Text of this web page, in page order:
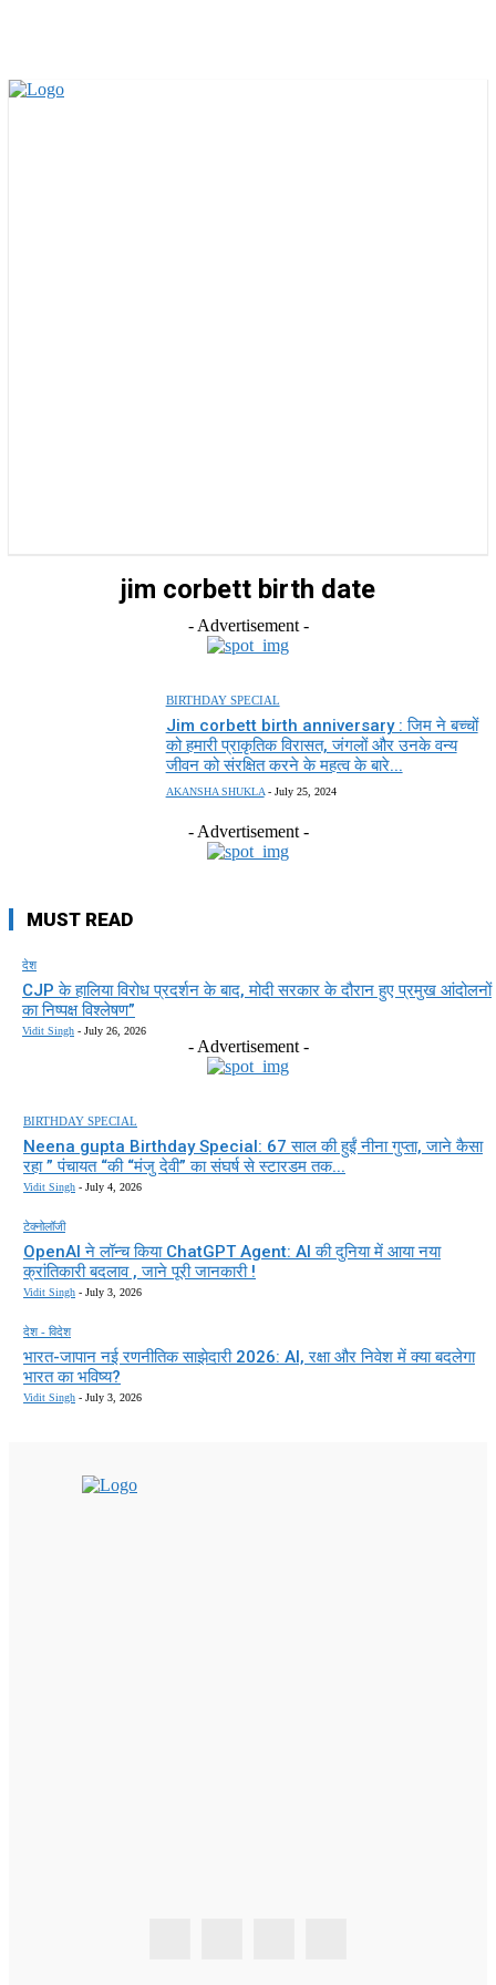
jim corbett birth date
- Advertisement -
BIRTHDAY SPECIAL
Jim corbett birth anniversary : जिम ने बच्चों
को हमारी प्राकृतिक विरासत, जंगलों और उनके वन्य
जीवन को संरक्षित करने के महत्व के बारे...
AKANSHA SHUKLA - July 25, 2024
- Advertisement -
MUST READ
देश
CJP के हालिया विरोध प्रदर्शन के बाद, मोदी सरकार के दौरान हुए प्रमुख आंदोलनों
का निष्पक्ष विश्लेषण”
Vidit Singh - July 26, 2026
- Advertisement -
BIRTHDAY SPECIAL
Neena gupta Birthday Special: 67 साल की हुईं नीना गुप्ता, जाने कैसा
रहा ” पंचायत “की “मंजु देवी” का संघर्ष से स्टारडम तक...
Vidit Singh - July 4, 2026
टेक्नोलॉजी
OpenAI ने लॉन्च किया ChatGPT Agent: AI की दुनिया में आया नया
क्रांतिकारी बदलाव , जाने पूरी जानकारी !
Vidit Singh - July 3, 2026
देश - विदेश
भारत-जापान नई रणनीतिक साझेदारी 2026: AI, रक्षा और निवेश में क्या बदलेगा
भारत का भविष्य?
Vidit Singh - July 3, 2026